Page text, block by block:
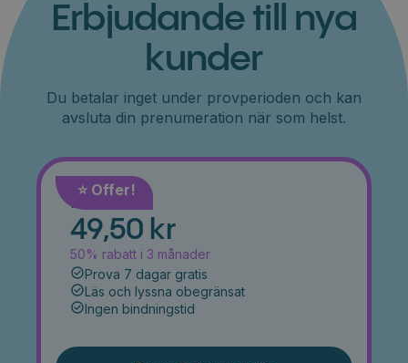
Erbjudande till nya
kunder
Du betalar inget under provperioden och kan
avsluta din prenumeration när som helst.
⭐️ Offer!
Månad
49,50 kr
50% rabatt i 3 månader
Prova 7 dagar gratis
Läs och lyssna obegränsat
Ingen bindningstid